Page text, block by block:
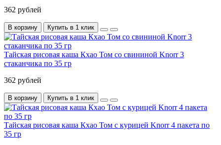
362 рублей
В корзину Купить в 1 клик
Тайская рисовая каша Кхао Том со свининой Knorr 3
стаканчика по 35 гр
362 рублей
В корзину Купить в 1 клик
Тайская рисовая каша Кхао Том с курицей Knorr 4 пакета по
35 гр